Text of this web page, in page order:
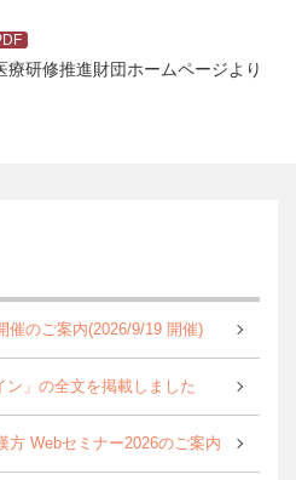
研修推進財団ホームページより
催のご案内(2026/9/19 開催)
ン」の全文を掲載しました
方 Webセミナー2026のご案内